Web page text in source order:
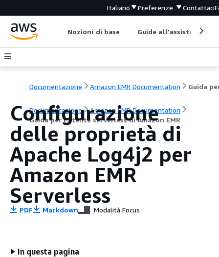
Italiano Preferenze Contattaci
Nozioni di base Guide all'assistenza
Documentazione Amazon EMR Documentation
Documentazione
Amazon EMR Documentation
Guida per l'utente serverless di Amazon EMR
Configurazione
delle proprietà di
Apache Log4j2 per
Amazon EMR
Serverless
PDF Markdown Modalità Focus
In questa pagina